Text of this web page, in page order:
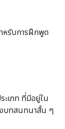
หรับการฝึกพูด
เภท ที่มีอยู่ใน
บทสนทนาสั้น ๆ